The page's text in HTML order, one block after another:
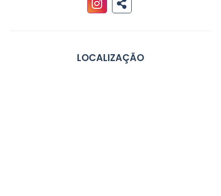
LOCALIZAÇÃO